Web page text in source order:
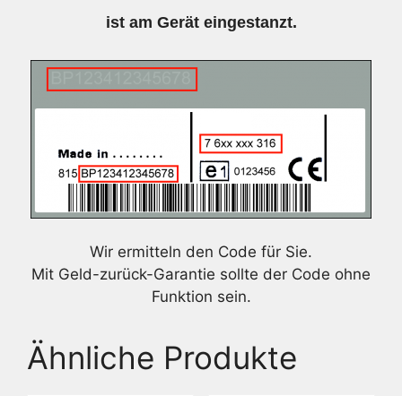
ist am Gerät eingestanzt.
Wir ermitteln den Code für Sie.
Mit Geld-zurück-Garantie sollte der Code ohne
Funktion sein.
Ähnliche Produkte